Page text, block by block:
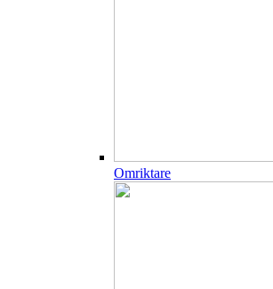
Omriktare